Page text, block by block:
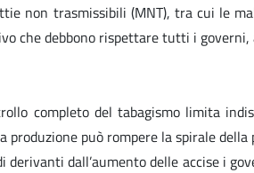
non trasmissibili (MNT), tra cui le
che debbono rispettare tutti i
completo del tabagismo limita
può rompere la spirale
dall’aumento delle accise i